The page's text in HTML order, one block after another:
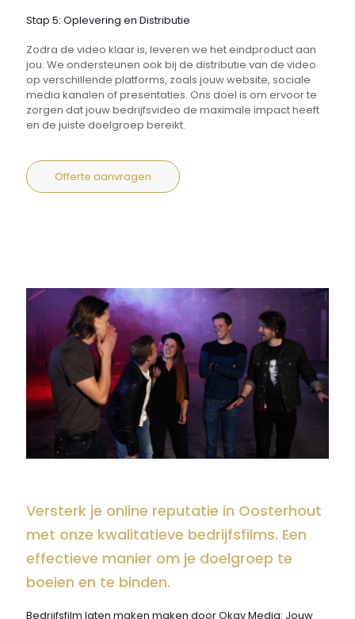
Stap 5: Oplevering en Distributie
Zodra de video klaar is, leveren we het eindproduct aan
jou. We ondersteunen ook bij de distributie van de video
op verschillende platforms, zoals jouw website, sociale
media kanalen of presentaties. Ons doel is om ervoor te
zorgen dat jouw bedrijfsvideo de maximale impact heeft
en de juiste doelgroep bereikt.
Offerte aanvragen
Versterk je online reputatie in Oosterhout
met onze kwalitatieve bedrijfsfilms. Een
effectieve manier om je doelgroep te
boeien en te binden.
Bedrijfsfilm laten maken maken door Okay Media: Jouw